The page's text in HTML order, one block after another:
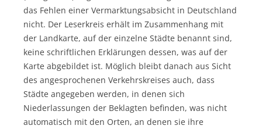
das Fehlen einer Vermarktungsabsicht in Deutschland
nicht. Der Leserkreis erhält im Zusammenhang mit
der Landkarte, auf der einzelne Städte benannt sind,
keine schriftlichen Erklärungen dessen, was auf der
Karte abgebildet ist. Möglich bleibt danach aus Sicht
des angesprochenen Verkehrskreises auch, dass
Städte angegeben werden, in denen sich
Niederlassungen der Beklagten befinden, was nicht
automatisch mit den Orten, an denen sie ihre